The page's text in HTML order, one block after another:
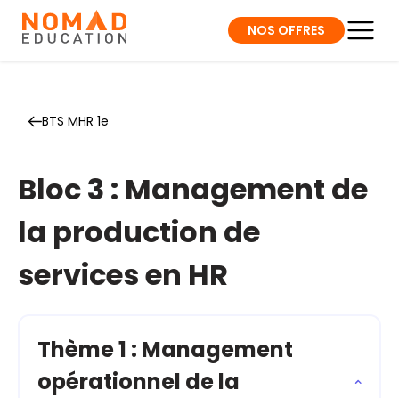
NOS OFFRES
BTS MHR 1e
Bloc 3 : Management de
la production de
services en HR
Thème 1 : Management
opérationnel de la